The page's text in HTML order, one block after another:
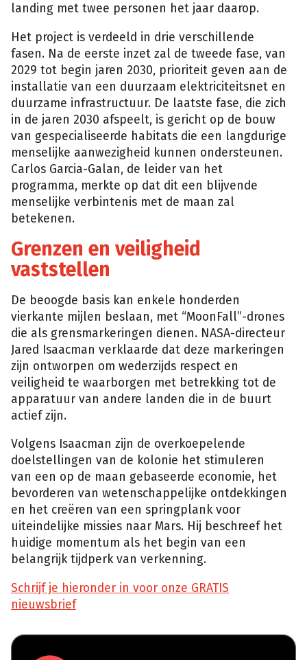
landing met twee personen het jaar daarop.
Het project is verdeeld in drie verschillende
fasen. Na de eerste inzet zal de tweede fase, van
2029 tot begin jaren 2030, prioriteit geven aan de
installatie van een duurzaam elektriciteitsnet en
duurzame infrastructuur. De laatste fase, die zich
in de jaren 2030 afspeelt, is gericht op de bouw
van gespecialiseerde habitats die een langdurige
menselijke aanwezigheid kunnen ondersteunen.
Carlos Garcia-Galan, de leider van het
programma, merkte op dat dit een blijvende
menselijke verbintenis met de maan zal
betekenen.
Grenzen en veiligheid
vaststellen
De beoogde basis kan enkele honderden
vierkante mijlen beslaan, met “MoonFall”-drones
die als grensmarkeringen dienen. NASA-directeur
Jared Isaacman verklaarde dat deze markeringen
zijn ontworpen om wederzijds respect en
veiligheid te waarborgen met betrekking tot de
apparatuur van andere landen die in de buurt
actief zijn.
Volgens Isaacman zijn de overkoepelende
doelstellingen van de kolonie het stimuleren
van een op de maan gebaseerde economie, het
bevorderen van wetenschappelijke ontdekkingen
en het creëren van een springplank voor
uiteindelijke missies naar Mars. Hij beschreef het
huidige momentum als het begin van een
belangrijk tijdperk van verkenning.
Schrijf je hieronder in voor onze GRATIS
nieuwsbrief